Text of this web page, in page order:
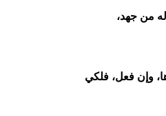
من جهد،
وإن فعل، فلكي